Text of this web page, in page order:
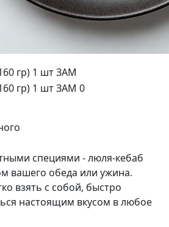
специями - люля-кебаб
вашего обеда или ужина.
взять с собой, быстро
настоящим вкусом в любое